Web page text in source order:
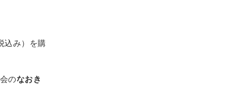
込み）を購
のなおき